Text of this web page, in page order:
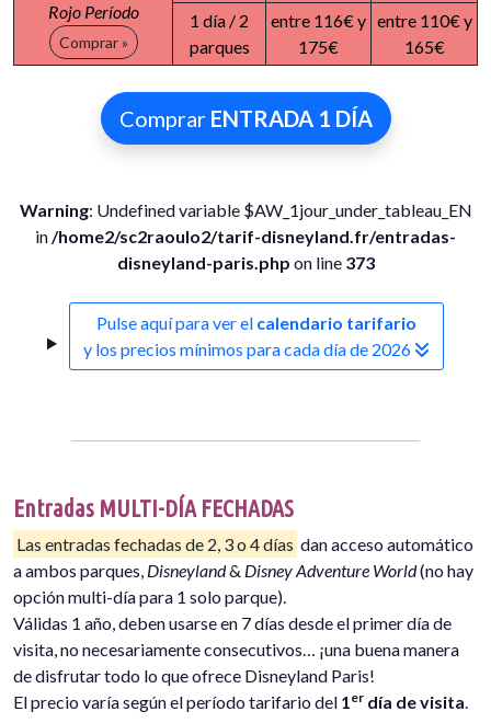
Rojo Período
Comprar »
1 día / 2
parques
entre 116€ y
175€
entre 110€ y
165€
Comprar ENTRADA 1 DÍA
Warning: Undefined variable $AW_1jour_under_tableau_EN
in/home2/sc2raoulo2/tarif-disneyland.fr/entradas-
disneyland-paris.php on line 373
Pulse aquí para ver el calendario tarifario
y los precios mínimos para cada día de 2026
Entradas MULTI-DÍA FECHADAS
Las entradas fechadas de 2, 3 o 4 días dan acceso automático
a ambos parques, Disneyland& Disney Adventure World(no hay
opción multi-día para 1 solo parque).
Válidas 1 año, deben usarse en 7 días desde el primer día de
visita, no necesariamente consecutivos… ¡una buena manera
de disfrutar todo lo que ofrece Disneyland Paris!
El precio varía según el período tarifario del 1er día de visita.